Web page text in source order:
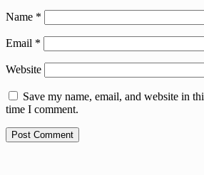
Name *
Email *
Website
Save my name, email, and website in
time I comment.